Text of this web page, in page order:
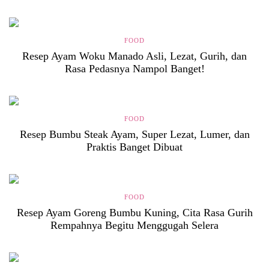
FOOD
Resep Ayam Woku Manado Asli, Lezat, Gurih, dan
Rasa Pedasnya Nampol Banget!
FOOD
Resep Bumbu Steak Ayam, Super Lezat, Lumer, dan
Praktis Banget Dibuat
FOOD
Resep Ayam Goreng Bumbu Kuning, Cita Rasa Gurih
Rempahnya Begitu Menggugah Selera